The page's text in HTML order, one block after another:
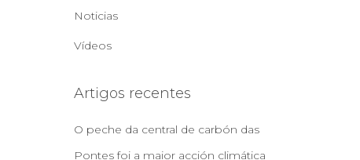
Noticias
Vídeos
Artigos recentes
O peche da central de carbón das
Pontes foi a maior acción climática